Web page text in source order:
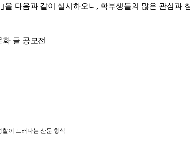
다음과 같이 실시하오니, 학부생들의 많은 관심과
글 공모전
이 드러나는 산문 형식